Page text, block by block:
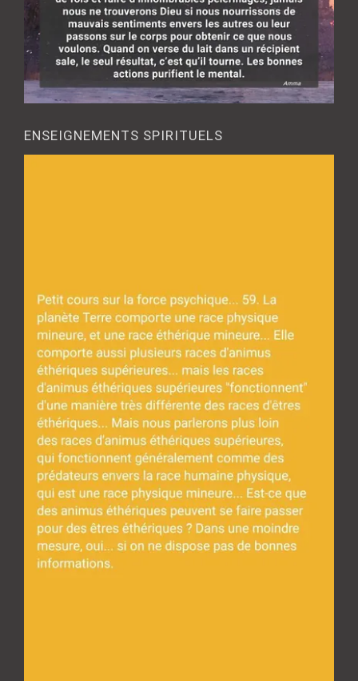
ENSEIGNEMENTS SPIRITUELS